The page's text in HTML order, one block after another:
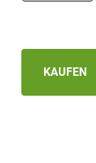
KAUFEN